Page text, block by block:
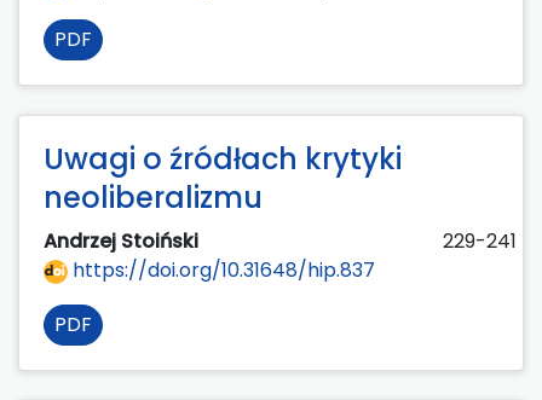
PDF
Uwagi o źródłach krytyki
neoliberalizmu
Andrzej Stoiński
229-241
https://doi.org/10.31648/hip.837
PDF